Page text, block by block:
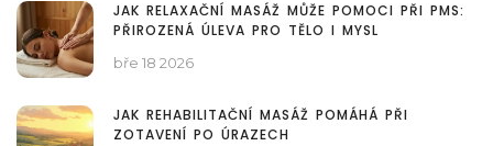
JAK RELAXAČNÍ MASÁŽ MŮŽE POMOCI PŘI PMS:
PŘIROZENÁ ÚLEVA PRO TĚLO I MYSL
bře 18 2026
JAK REHABILITAČNÍ MASÁŽ POMÁHÁ PŘI
ZOTAVENÍ PO ÚRAZECH